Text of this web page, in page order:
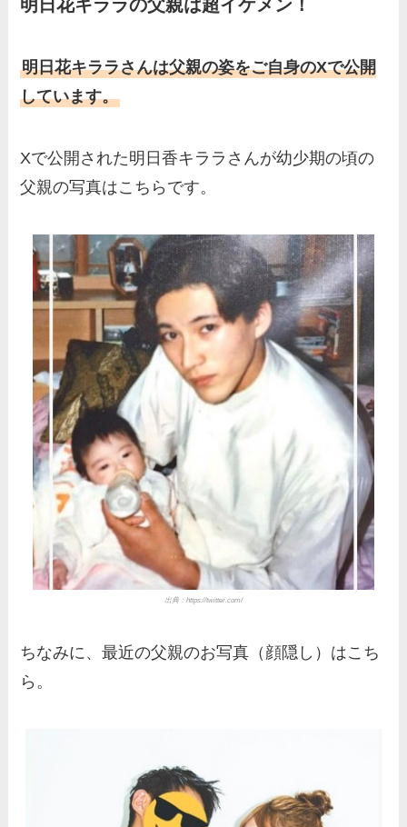
母）を徹底調査！実家の兄弟
片岡凜の母親が美人！家族構
梅澤廉アナの父親・母親の職
業や経歴を調査！兄弟や実家
伊藤海彦の兄弟は弟の夏彦！
実家の両親など家族情報も全
部まとめた！
明日花キララの父親は超イケメン！
明日花キララさんは父親の姿をご自身のXで公開
しています。
Xで公開された明日香キララさんが幼少期の頃の
父親の写真はこちらです。
出典： https://twitter.com/
ちなみに、最近の父親のお写真（顔隠し）はこち
ら。